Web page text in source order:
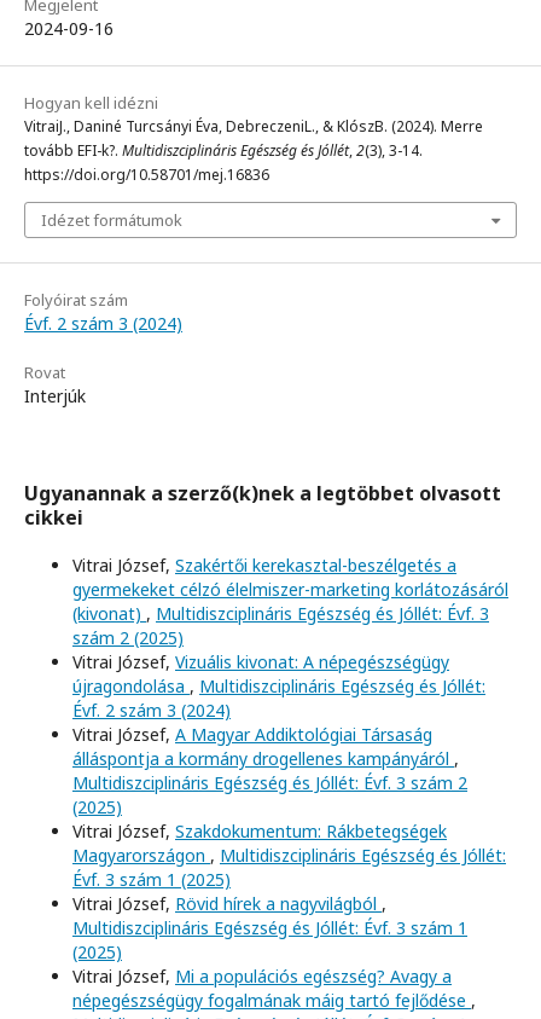
Megjelent
2024-09-16
Hogyan kell idézni
VitraiJ., Daniné Turcsányi Éva, DebreczeniL., & KlószB. (2024). Merre
tovább EFI-k?. Multidiszciplináris Egészség és Jóllét,2(3), 3-14.
https://doi.org/10.58701/mej.16836
Idézet formátumok
Folyóirat szám
Évf. 2 szám 3 (2024)
Rovat
Interjúk
Ugyanannak a szerző(k)nek a legtöbbet olvasott
cikkei
Vitrai József, Szakértői kerekasztal-beszélgetés a
gyermekeket célzó élelmiszer-marketing korlátozásáról
(kivonat) , Multidiszciplináris Egészség és Jóllét: Évf. 3
szám 2 (2025)
Vitrai József, Vizuális kivonat: A népegészségügy
újragondolása , Multidiszciplináris Egészség és Jóllét:
Évf. 2 szám 3 (2024)
Vitrai József, A Magyar Addiktológiai Társaság
álláspontja a kormány drogellenes kampányáról ,
Multidiszciplináris Egészség és Jóllét: Évf. 3 szám 2
(2025)
Vitrai József, Szakdokumentum: Rákbetegségek
Magyarországon , Multidiszciplináris Egészség és Jóllét:
Évf. 3 szám 1 (2025)
Vitrai József, Rövid hírek a nagyvilágból ,
Multidiszciplináris Egészség és Jóllét: Évf. 3 szám 1
(2025)
Vitrai József, Mi a populációs egészség? Avagy a
népegészségügy fogalmának máig tartó fejlődése ,